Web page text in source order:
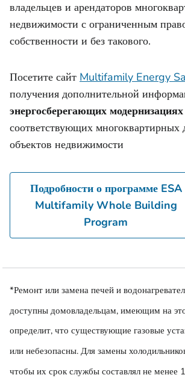
владельцев и арендаторов
недвижимости с ограниченным
собственности и без такового.
Посетите сайт Multifamily Energy
получения дополнительной
энергосберегающих модернизациях
соответствующих многоквартирных
объектов недвижимости
Подробности о программе ESA
Multifamily Whole Building
Program
*Ремонт или замена печей и
доступны домовладельцам, имеющим на
определит, что существующие газовые
или небезопасны. Для замены
чтобы их срок службы составлял не менее